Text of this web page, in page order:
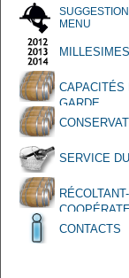
MENU
MILLESIMES
CAPACITÉS
GARDE
SERVICE
RÉCOLTANT-
CONTACTS